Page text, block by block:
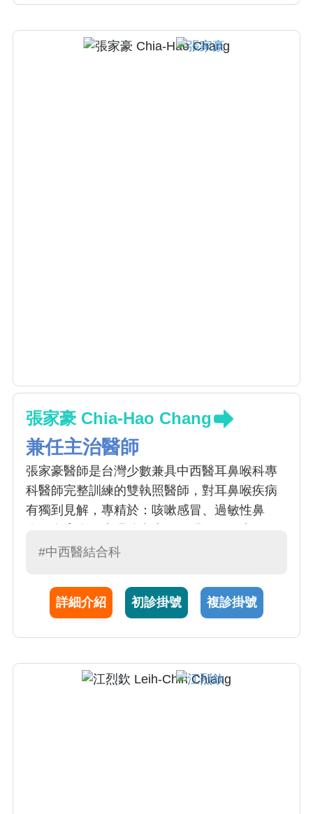
張家豪 Chia-Hao Chang
兼任主治醫師
張家豪醫師是台灣少數兼具中西醫耳鼻喉科專
科醫師完整訓練的雙執照醫師，對耳鼻喉疾病
有獨到見解，專精於：咳嗽感冒、過敏性鼻
食道逆流、眩暈、耳鳴、癌症術後調理與治療
頭，視病如親，替患者從飲食、作息等全方位
量身打造最適合的治療策略，達到治標且治本
#中西醫結合科
詳細介紹 初診掛號 複診掛號